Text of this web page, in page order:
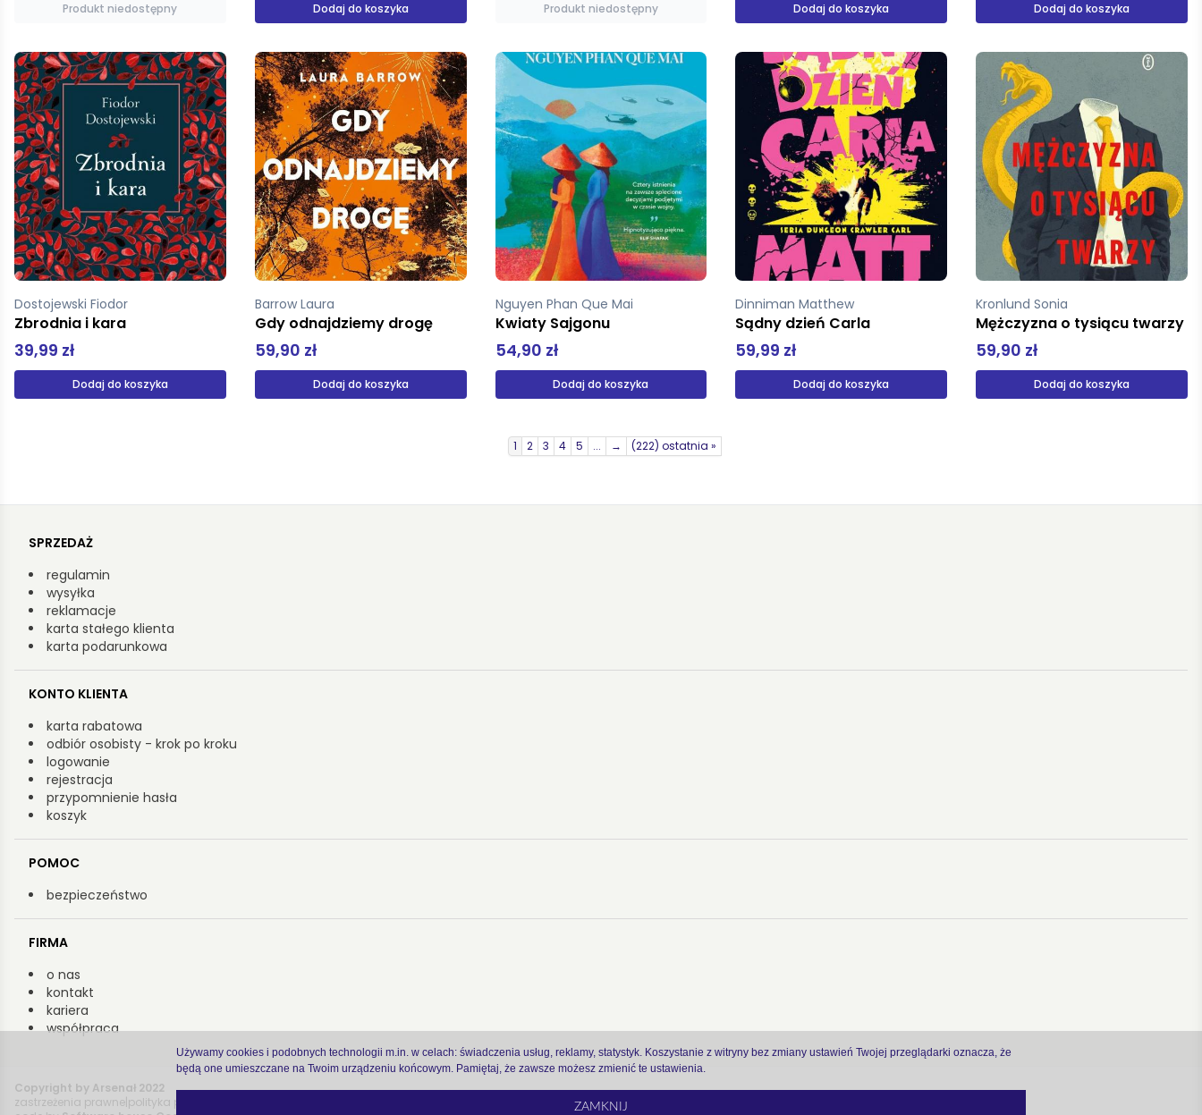
Używamy cookies i podobnych technologii m.in. w celach: świadczenia usług, reklamy, statystyk. Koszystanie z witryny bez zmiany ustawień Twojej przeglądarki oznacza, że
będą one umieszczane na Twoim urządzeniu końcowym. Pamiętaj, że zawsze możesz zmienić te ustawienia.
ZAMKNIJ
Produkt niedostępny Dodaj do koszyka Produkt niedostępny Dodaj do koszyka Dodaj do koszyka
Dostojewski Fiodor
Zbrodnia i kara
39,99 zł
Dodaj do koszyka
Barrow Laura
Gdy odnajdziemy drogę
59,90 zł
Dodaj do koszyka
Nguyen Phan Que Mai
Kwiaty Sajgonu
54,90 zł
Dodaj do koszyka
Dinniman Matthew
Sądny dzień Carla
59,99 zł
Dodaj do koszyka
Kronlund Sonia
Mężczyzna o tysiącu twarzy
59,90 zł
Dodaj do koszyka
1 2 3 4 5 ... → (222) ostatnia »
SPRZEDAŻ
regulamin
wysyłka
reklamacje
karta stałego klienta
karta podarunkowa
KONTO KLIENTA
karta rabatowa
odbiór osobisty - krok po kroku
logowanie
rejestracja
przypomnienie hasła
koszyk
POMOC
bezpieczeństwo
FIRMA
o nas
kontakt
kariera
współpraca
Copyright by Arsenał 2022
zastrzeżenia prawne polityka prywatności